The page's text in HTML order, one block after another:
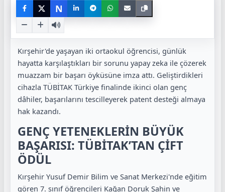
N
Kırşehir'de yaşayan iki ortaokul öğrencisi, günlük
hayatta karşılaştıkları bir sorunu yapay zeka ile çözerek
muazzam bir başarı öyküsüne imza attı. Geliştirdikleri
cihazla TÜBİTAK Türkiye finalinde ikinci olan genç
dâhiler, başarılarını tescilleyerek patent desteği almaya
hak kazandı.
GENÇ YETENEKLERİN BÜYÜK
BAŞARISI: TÜBİTAK’TAN ÇİFT
ÖDÜL
Kırşehir Yusuf Demir Bilim ve Sanat Merkezi'nde eğitim
gören 7. sınıf öğrencileri Kağan Doruk Şahin ve